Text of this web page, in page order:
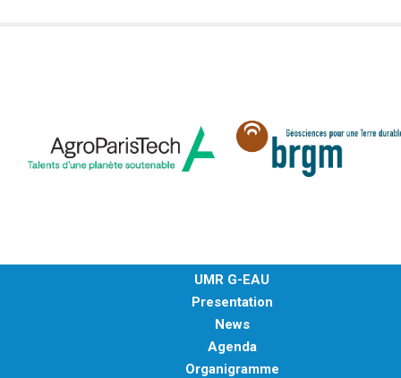
UMR G-EAU
Presentation
News
Agenda
Organigramme